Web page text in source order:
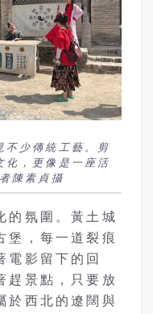
不少傳統工藝。剪
化，更像是一座活
陳素貞攝
的氛圍。黃土城
堡，每一道裂痕
電影留下的回
趕景點，只要放
於西北的遼闊與